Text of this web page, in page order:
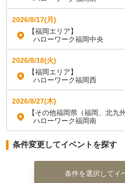
2026/8/17(月)
【福岡エリア】
ハローワーク福岡中央
2026/8/18(火)
【福岡エリア】
ハローワーク福岡西
2026/8/27(木)
【その他福岡県（福岡、北九
ハローワーク福岡南
条件変更してイベントを探す
条件を選択してイ